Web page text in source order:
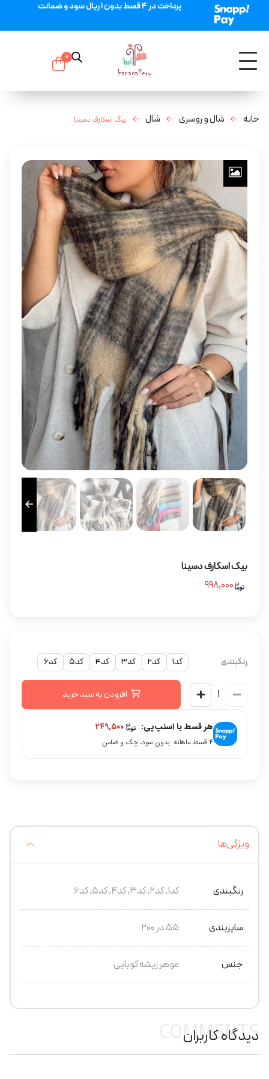
پرداخت در 4 قسط بدون 1 ریال سود و ضمانت
0
خانه شال و روسری شال بیگ اسکارف دسینا
بیگ اسکارف دسینا
رنگبندی کد1 کد2 کد3 کد4 کد5 کد6
افزودن به سبد خرید
هر قسط با اسنپ‌پی:
۴ قسط ماهانه. بدون سود، چک و ضامن.
ویژگی‌ها
رنگبندی کد1, کد2, کد3, کد4, کد5, کد6
سایزبندی 55 در 200
جنس موهر ریشه کوبایی
دیدگاه کاربران
COMMENTS